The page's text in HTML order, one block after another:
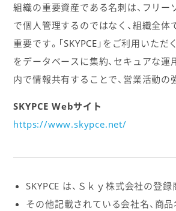
組織の重要資産である名刺は、フリー
で個人管理するのではなく、組織全体
重要です。「SKYPCE」をご利用いただ
をデータベースに集約、セキュアな運
内で情報共有することで、営業活動の
SKYPCE Webサイト
https://www.skypce.net/
SKYPCE は、Ｓｋｙ株式会社の登録
その他記載されている会社名、商品